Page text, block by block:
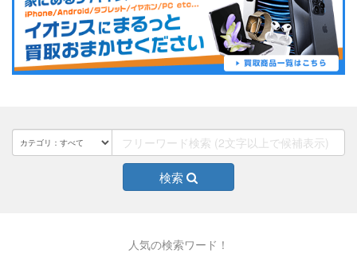
検索
人気の検索ワード！